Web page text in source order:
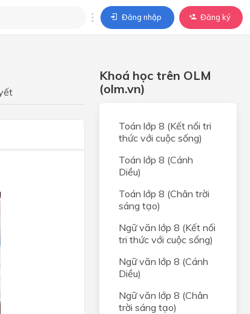
Đăng nhập Đăng ký
Khoá học trên OLM
(olm.vn)
Toán lớp 8 (Kết nối tri
thức với cuộc sống)
Toán lớp 8 (Cánh
Diều)
Toán lớp 8 (Chân trời
sáng tạo)
Ngữ văn lớp 8 (Kết nối
tri thức với cuộc sống)
Ngữ văn lớp 8 (Cánh
Diều)
Ngữ văn lớp 8 (Chân
trời sáng tạo)